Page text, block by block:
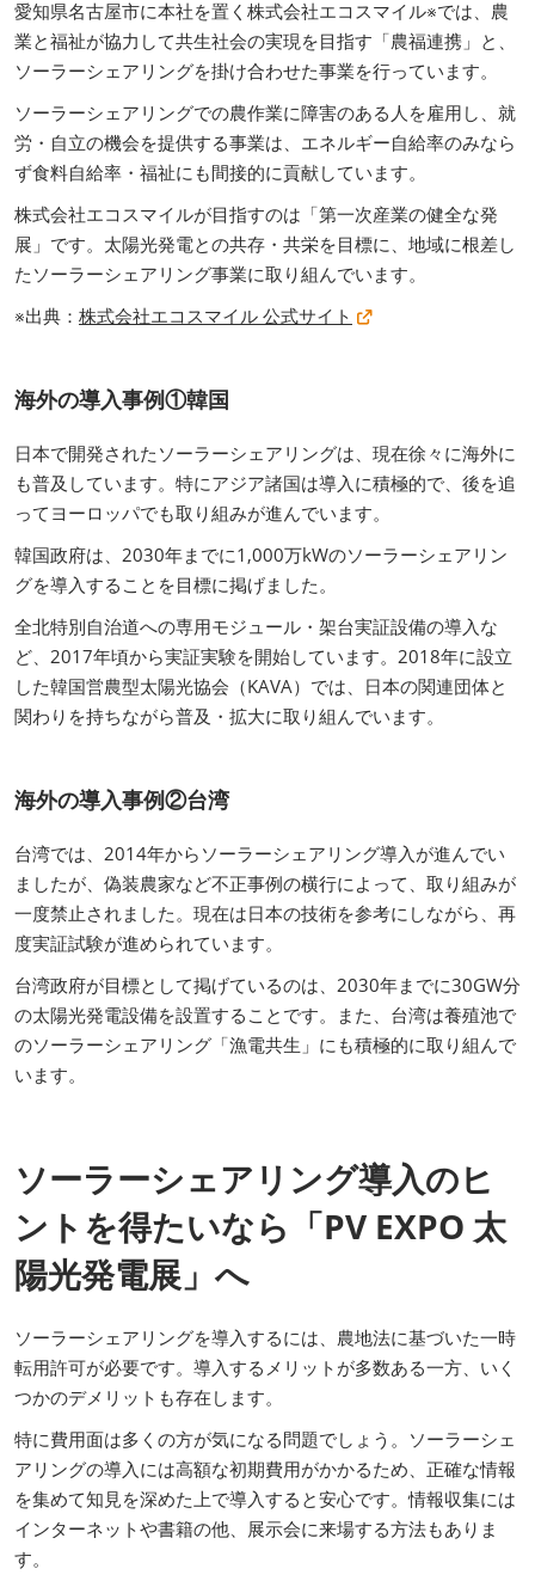
愛知県名古屋市に本社を置く株式会社エコスマイル※では、農
業と福祉が協力して共生社会の実現を目指す「農福連携」と、
ソーラーシェアリングを掛け合わせた事業を行っています。
ソーラーシェアリングでの農作業に障害のある人を雇用し、就
労・自立の機会を提供する事業は、エネルギー自給率のみなら
ず食料自給率・福祉にも間接的に貢献しています。
株式会社エコスマイルが目指すのは「第一次産業の健全な発
展」です。太陽光発電との共存・共栄を目標に、地域に根差し
たソーラーシェアリング事業に取り組んでいます。
※出典： 株式会社エコスマイル 公式サイト
海外の導入事例①韓国
日本で開発されたソーラーシェアリングは、現在徐々に海外に
も普及しています。特にアジア諸国は導入に積極的で、後を追
ってヨーロッパでも取り組みが進んでいます。
韓国政府は、2030年までに1,000万kWのソーラーシェアリン
グを導入することを目標に掲げました。
全北特別自治道への専用モジュール・架台実証設備の導入な
ど、2017年頃から実証実験を開始しています。2018年に設立
した韓国営農型太陽光協会（KAVA）では、日本の関連団体と
関わりを持ちながら普及・拡大に取り組んでいます。
海外の導入事例②台湾
台湾では、2014年からソーラーシェアリング導入が進んでい
ましたが、偽装農家など不正事例の横行によって、取り組みが
一度禁止されました。現在は日本の技術を参考にしながら、再
度実証試験が進められています。
台湾政府が目標として掲げているのは、2030年までに30GW分
の太陽光発電設備を設置することです。また、台湾は養殖池で
のソーラーシェアリング「漁電共生」にも積極的に取り組んで
います。
ソーラーシェアリング導入のヒ
ントを得たいなら「PV EXPO 太
陽光発電展」へ
ソーラーシェアリングを導入するには、農地法に基づいた一時
転用許可が必要です。導入するメリットが多数ある一方、いく
つかのデメリットも存在します。
特に費用面は多くの方が気になる問題でしょう。ソーラーシェ
アリングの導入には高額な初期費用がかかるため、正確な情報
を集めて知見を深めた上で導入すると安心です。情報収集には
インターネットや書籍の他、展示会に来場する方法もありま
す。